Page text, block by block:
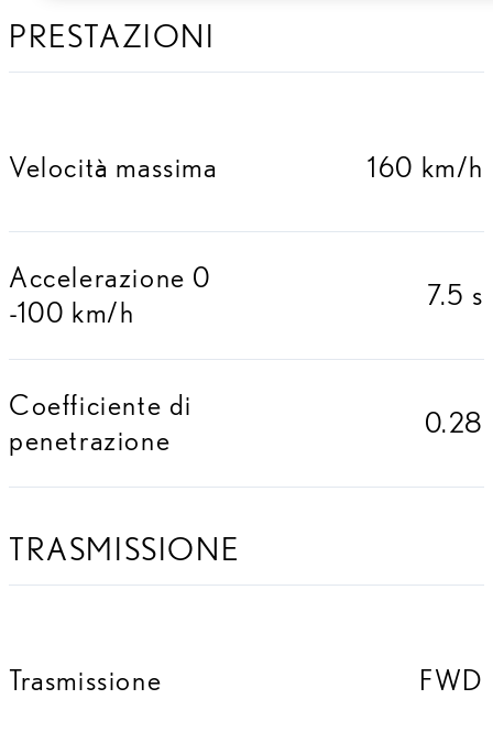
PRESTAZIONI
Velocità massima 160 km/h
Accelerazione 0
-100 km/h
7.5 s
Coefficiente di
penetrazione
0.28
TRASMISSIONE
Trasmissione FWD